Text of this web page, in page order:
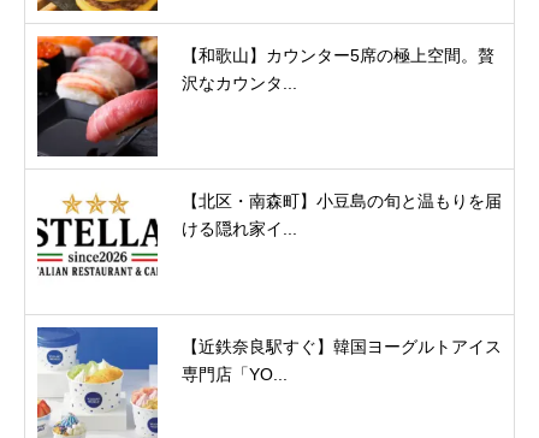
【和歌山】カウンター5席の極上空間。贅
沢なカウンタ...
【北区・南森町】小豆島の旬と温もりを届
ける隠れ家イ...
【近鉄奈良駅すぐ】韓国ヨーグルトアイス
専門店「YO...